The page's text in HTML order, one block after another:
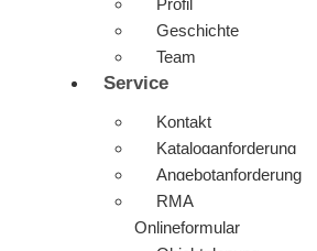
Profil
Geschichte
Team
Service
Kontakt
Kataloganforderung
Angebotanforderung
RMA
Onlineformular